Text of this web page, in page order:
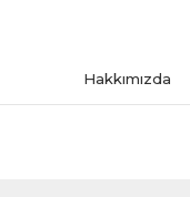
Hakkımızda